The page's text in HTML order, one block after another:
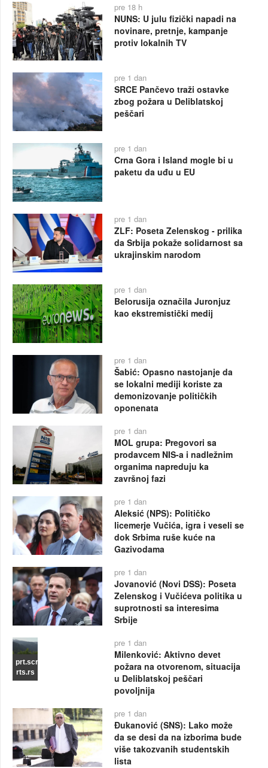
pre 18 h
NUNS: U julu fizički napadi na
novinare, pretnje, kampanje
protiv lokalnih TV
pre 1 dan
SRCE Pančevo traži ostavke
zbog požara u Deliblatskoj
peščari
pre 1 dan
Crna Gora i Island mogle bi u
paketu da uđu u EU
pre 1 dan
ZLF: Poseta Zelenskog - prilika
da Srbija pokaže solidarnost sa
ukrajinskim narodom
pre 1 dan
Belorusija označila Juronjuz
kao ekstremistički medij
pre 1 dan
Šabić: Opasno nastojanje da
se lokalni mediji koriste za
demonizovanje političkih
oponenata
pre 1 dan
MOL grupa: Pregovori sa
prodavcem NIS-a i nadležnim
organima napreduju ka
završnoj fazi
pre 1 dan
Aleksić (NPS): Političko
licemerje Vučića, igra i veseli se
dok Srbima ruše kuće na
Gazivodama
pre 1 dan
Jovanović (Novi DSS): Poseta
Zelenskog i Vučićeva politika u
suprotnosti sa interesima
Srbije
prt.scr
rts.rs
pre 1 dan
Milenković: Aktivno devet
požara na otvorenom, situacija
u Deliblatskoj peščari
povoljnija
pre 1 dan
Đukanović (SNS): Lako može
da se desi da na izborima bude
više takozvanih studentskih
lista